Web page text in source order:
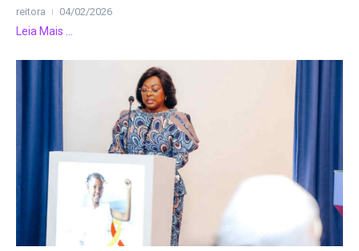
reitora 04/02/2026
Leia Mais ...